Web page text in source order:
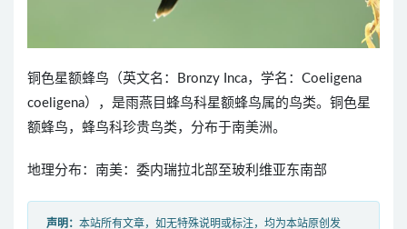
铜色星额蜂鸟（英文名：Bronzy Inca，学名：Coeligena
coeligena），是雨燕目蜂鸟科星额蜂鸟属的鸟类。铜色星
额蜂鸟，蜂鸟科珍贵鸟类，分布于南美洲。
地理分布：南美：委内瑞拉北部至玻利维亚东南部
声明： 本站所有文章，如无特殊说明或标注，均为本站原创发